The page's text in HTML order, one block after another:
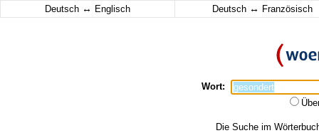
Deutsch ↔ Englisch Deutsch ↔ Französisch
Wort:
Die Suche im